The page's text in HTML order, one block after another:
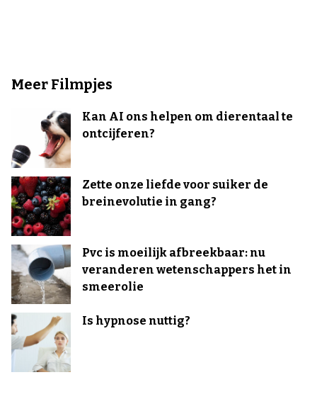
Meer Filmpjes
Kan AI ons helpen om dierentaal te
ontcijferen?
Zette onze liefde voor suiker de
breinevolutie in gang?
Pvc is moeilijk afbreekbaar: nu
veranderen wetenschappers het in
smeerolie
Is hypnose nuttig?